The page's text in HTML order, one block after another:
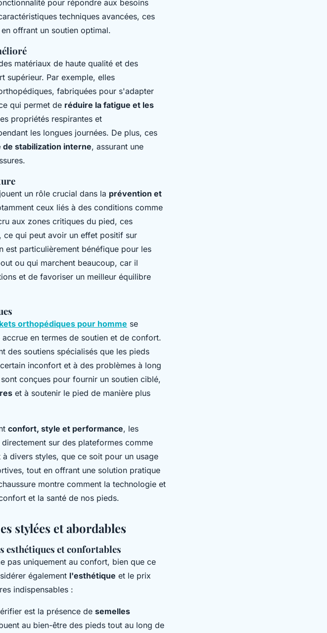
pour répondre aux besoins
techniques avancées, ces
offrant un soutien optimal.
matériaux de haute qualité et des
supérieur. Par exemple, elles
fabriquées pour s'adapter
qui permet de réduire la fatigue et les
propriétés respirantes et
les longues journées. De plus, ces
de stabilization interne, assurant une
un rôle crucial dans la prévention et
ceux liés à des conditions comme
aux zones critiques du pied, ces
ce qui peut avoir un effet positif sur
particulièrement bénéfique pour les
ou qui marchent beaucoup, car il
et de favoriser un meilleur équilibre
orthopédiques pour homme se
en termes de soutien et de confort.
des soutiens spécialisés que les pieds
inconfort et à des problèmes à long
conçues pour fournir un soutien ciblé,
et à soutenir le pied de manière plus
confort, style et performance, les
sur des plateformes comme
divers styles, que ce soit pour un usage
tout en offrant une solution pratique
montre comment la technologie et
et la santé de nos pieds.
stylées et abordables
esthétiques et confortables
pas uniquement au confort, bien que ce
également l'esthétique et le prix
indispensables :
est la présence de semelles
au bien-être des pieds tout au long de